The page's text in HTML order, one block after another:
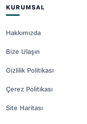
KURUMSAL
Hakkımızda
Bize Ulaşın
Gizlilik Politikası
Çerez Politikası
Site Haritası